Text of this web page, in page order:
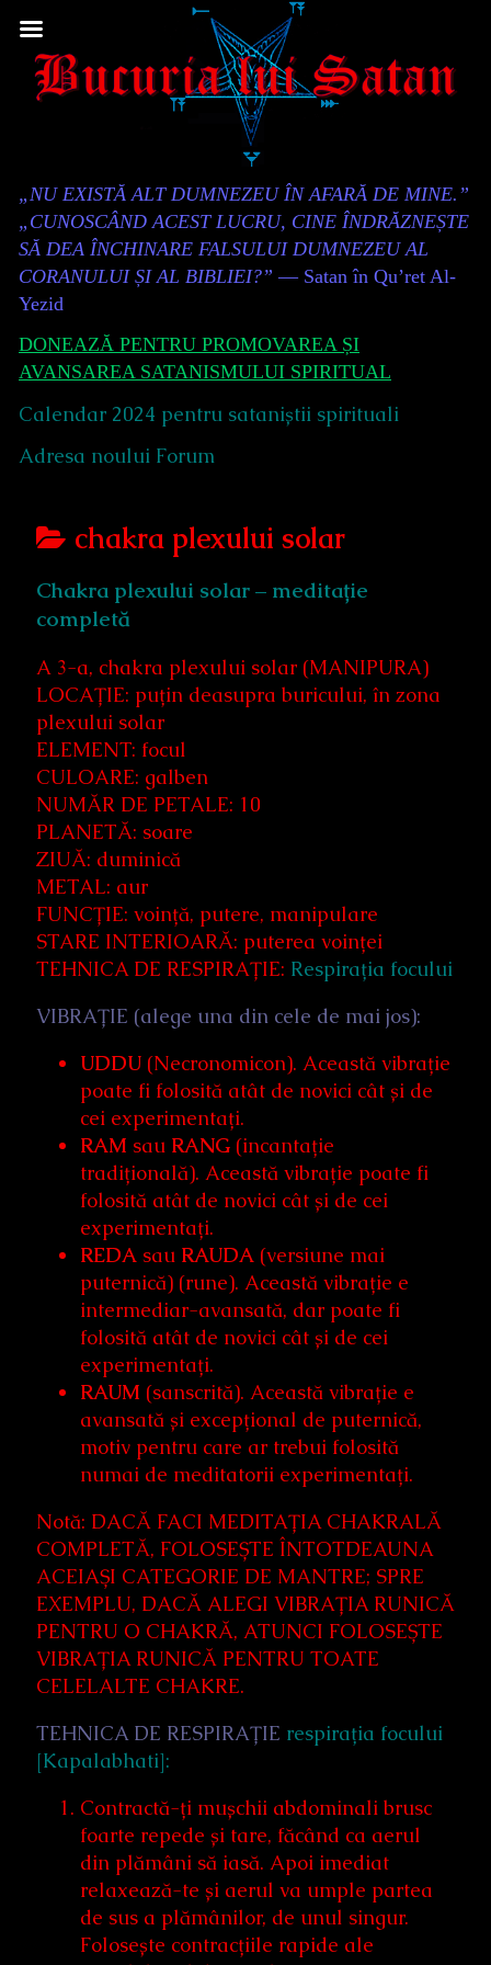
to
Content
Header
„NU EXISTĂ ALT DUMNEZEU ÎN AFARĂ DE MINE.”
„CUNOSCÂND ACEST LUCRU, CINE ÎNDRĂZNEȘTE
SĂ DEA ÎNCHINARE FALSULUI DUMNEZEU AL
CORANULUI ȘI AL BIBLIEI?” — Satan în Qu’ret Al-
Yezid
DONEAZĂ PENTRU PROMOVAREA ȘI
AVANSAREA SATANISMULUI SPIRITUAL
Calendar 2024 pentru sataniștii spirituali
Adresa noului Forum
Posts
categoriezed
as
chakra plexului solar
Chakra plexului solar – meditație
completă
A 3-a, chakra plexului solar (MANIPURA)
LOCAȚIE: puțin deasupra buricului, în zona
plexului solar
ELEMENT: focul
CULOARE: galben
NUMĂR DE PETALE: 10
PLANETĂ: soare
ZIUĂ: duminică
METAL: aur
FUNCȚIE: voință, putere, manipulare
STARE INTERIOARĂ: puterea voinței
TEHNICA DE RESPIRAȚIE: Respirația focului
VIBRAȚIE (alege una din cele de mai jos):
UDDU (Necronomicon). Această vibrație
poate fi folosită atât de novici cât și de
cei experimentați.
RAM sau RANG (incantație
tradițională). Această vibrație poate fi
folosită atât de novici cât și de cei
experimentați.
REDA sau RAUDA (versiune mai
puternică) (rune). Această vibrație e
intermediar-avansată, dar poate fi
folosită atât de novici cât și de cei
experimentați.
RAUM (sanscrită). Această vibrație e
avansată și excepțional de puternică,
motiv pentru care ar trebui folosită
numai de meditatorii experimentați.
Notă: DACĂ FACI MEDITAȚIA CHAKRALĂ
COMPLETĂ, FOLOSEȘTE ÎNTOTDEAUNA
ACEIAȘI CATEGORIE DE MANTRE; SPRE
EXEMPLU, DACĂ ALEGI VIBRAȚIA RUNICĂ
PENTRU O CHAKRĂ, ATUNCI FOLOSEȘTE
VIBRAȚIA RUNICĂ PENTRU TOATE
CELELALTE CHAKRE.
TEHNICA DE RESPIRAȚIE respirația focului
[Kapalabhati]:
Contractă-ți mușchii abdominali brusc
foarte repede și tare, făcând ca aerul
din plămâni să iasă. Apoi imediat
relaxează-te și aerul va umple partea
de sus a plămânilor, de unul singur.
Folosește contracțiile rapide ale